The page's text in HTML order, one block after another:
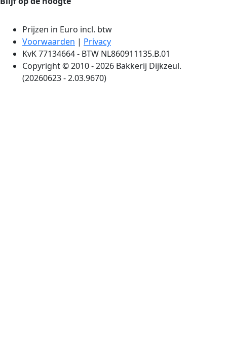
Prijzen in Euro incl. btw
Voorwaarden | Privacy
KvK 77134664 - BTW NL860911135.B.01
Copyright © 2010 - 2026 Bakkerij Dijkzeul.
(20260623 - 2.03.9670)